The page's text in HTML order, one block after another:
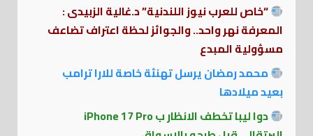
“خاص للعرب نيوز اللندنية” د.غالية الزبيدى :
المعرفة نهر واحد.. والجوائز لحظة اعتراف تضاعف
مسؤولية المبدع
محمد رمضان يرسل تهنئة خاصة للارا ترامب
بعيد ميلادها
دوا ليبا تخطف الانظار ب iPhone 17 Pro